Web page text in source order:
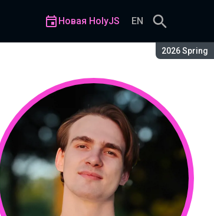
Сезон:
2026 Spring
Новая HolyJS EN